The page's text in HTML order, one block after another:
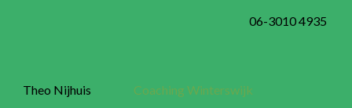
06-3010 4935
Theo Nijhuis Coaching Winterswijk